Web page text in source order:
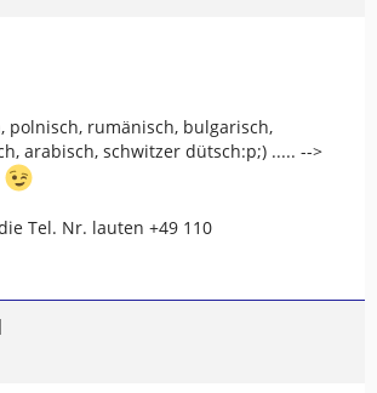
polnisch, rumänisch, bulgarisch,
arabisch, schwitzer dütsch:p;) ..... -->
Tel. Nr. lauten +49 110